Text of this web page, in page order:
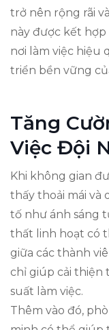
trở nên rộng rãi
này được kết hợp
nơi làm việc hiệu
triển bền vững
Tăng
Việc Đội
Khi không gian
thấy thoải mái và
tố như ánh sáng
thất linh hoạt có
giữa các thành
chỉ giúp cải thiện
suất làm việc.
Thêm vào đó,